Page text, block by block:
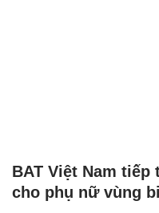
BAT Việt Nam
cho phụ nữ vùng